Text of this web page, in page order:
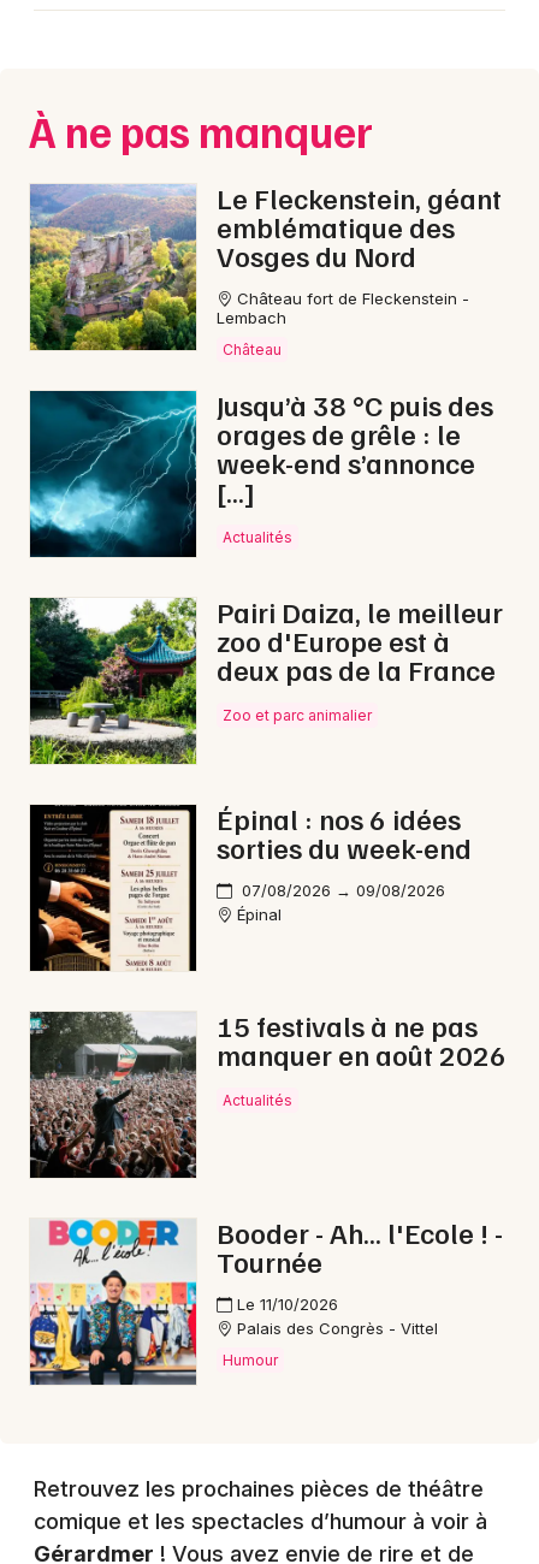
Choisir mes départements
Mon email
Je m'abonne
À ne pas manquer
Le Fleckenstein, géant
emblématique des
Vosges du Nord
Château fort de Fleckenstein -
Lembach
Château
Jusqu’à 38 °C puis des
orages de grêle : le
week-end s’annonce
[…]
Actualités
Pairi Daiza, le meilleur
zoo d'Europe est à
deux pas de la France
Zoo et parc animalier
Épinal : nos 6 idées
sorties du week-end
07/08/2026 → 09/08/2026
Épinal
15 festivals à ne pas
manquer en août 2026
Actualités
Booder - Ah... l'Ecole ! -
Tournée
Le 11/10/2026
Palais des Congrès - Vittel
Humour
Retrouvez les prochaines pièces de théâtre
comique et les spectacles d’humour à voir à
Gérardmer ! Vous avez envie de rire et de